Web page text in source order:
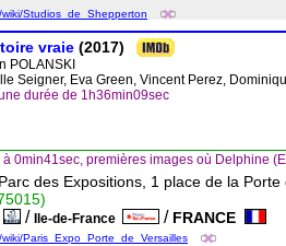
Studios_de_Shepperton
vraie (2017)
POLANSKI
Seigner, Eva Green, Vincent Perez,
durée de 1h36min09sec
à 0min41sec, premières images où Delphine
des Expositions, 1 place de la Porte
/ Ile-de-France / FRANCE
Paris_Expo_Porte_de_Versailles